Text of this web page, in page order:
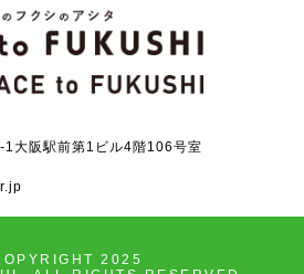
1大阪駅前第1ビル4階106号室
2025